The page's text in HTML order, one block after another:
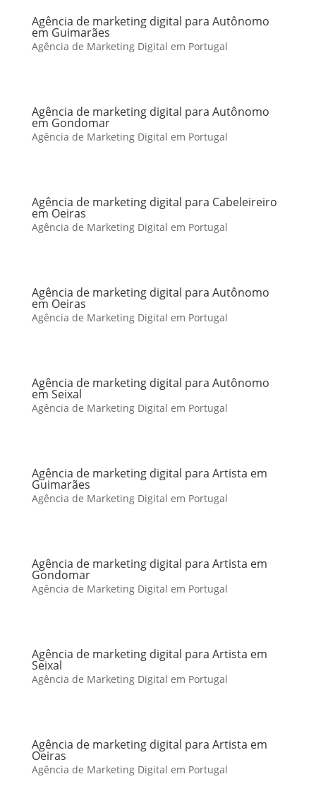
Agência de marketing digital para Autônomo
em Guimarães
Agência de Marketing Digital em Portugal
Agência de marketing digital para Autônomo
em Gondomar
Agência de Marketing Digital em Portugal
Agência de marketing digital para Cabeleireiro
em Oeiras
Agência de Marketing Digital em Portugal
Agência de marketing digital para Autônomo
em Oeiras
Agência de Marketing Digital em Portugal
Agência de marketing digital para Autônomo
em Seixal
Agência de Marketing Digital em Portugal
Agência de marketing digital para Artista em
Guimarães
Agência de Marketing Digital em Portugal
Agência de marketing digital para Artista em
Gondomar
Agência de Marketing Digital em Portugal
Agência de marketing digital para Artista em
Seixal
Agência de Marketing Digital em Portugal
Agência de marketing digital para Artista em
Oeiras
Agência de Marketing Digital em Portugal